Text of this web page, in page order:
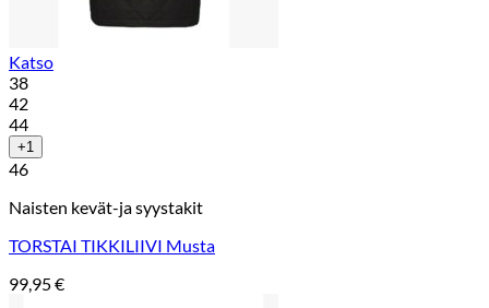
Katso
38
42
44
+1
46
Naisten kevät-ja syystakit
TORSTAI TIKKILIIVI Musta
99,95€